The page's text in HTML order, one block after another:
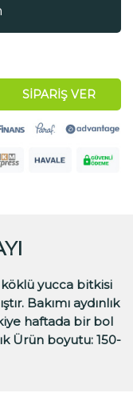
SİPARİŞ VER
köklü yucca bitkisi
Bakımı aydınlık
haftada bir bol
Ürün boyutu: 150-